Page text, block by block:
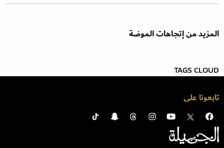
المزيد من إتجاهات الموضة
TAGS CLOUD
تابعونا على